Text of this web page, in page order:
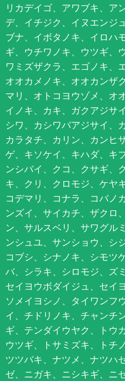
リカデイゴ、アワブキ、ア
デ、イチジク、イヌエンジ
ブナ、イボタノキ、イロハ
ギ、ウチワノキ、ウツギ、
ワミズザクラ、エゴノキ、
オオカメノキ、オオカンザ
マリ、オトコヨウゾメ、オ
イノキ、カキ、ガクアジサ
シワ、カシワバアジサイ、
カラタチ、カリン、カンヒ
ゲ、キソケイ、キハダ、キ
ンシバイ、クコ、クサギ、
キ、クリ、クロモジ、ケヤ
コデマリ、コナラ、コバノ
ンズイ、サイカチ、ザクロ
ン、サルスベリ、サワグル
ンシュユ、サンショウ、シ
コブシ、シナノキ、シモツ
バ、シラキ、シロモジ、ズ
セイヨウボダイジュ、セイ
ソメイヨシノ、タイワンフ
イ、チドリノキ、チャンチ
ギ、テンダイウヤク、トウ
ウツギ、トサミズキ、トチ
ツツバキ、ナツメ、ナツハ
ゼ、ニガキ、ニシキギ、ニ